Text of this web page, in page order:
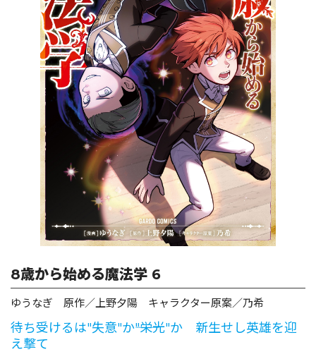
オーバーラップノベルス
オーバーラップノベルスf
ロサージュノベルス
コミックガルド
コミッククリエ
8歳から始める魔法学 6
ゆうなぎ 原作／上野夕陽 キャラクター原案／乃希
待ち受けるは"失意"か――"栄光"か 新生せし英雄を迎
え撃て